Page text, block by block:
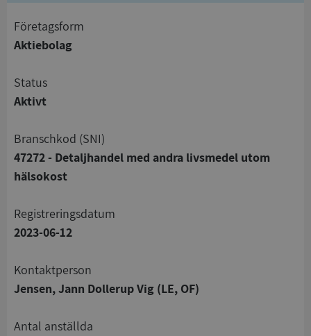
företagsform
Aktiebolag
status
Aktivt
branschkod (SNI)
47272 - Detaljhandel med andra livsmedel utom
hälsokost
registreringsdatum
2023-06-12
Kontaktperson
Jensen, Jann Dollerup Vig (LE, OF)
Antal anställda